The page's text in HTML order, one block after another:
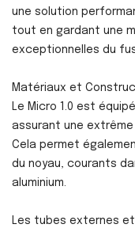
une solution
tout en gardant une
exceptionnelles du
Matériaux et
Le Micro 1.0 est
assurant une
Cela permet
du noyau, courants
aluminium.
Les tubes externes